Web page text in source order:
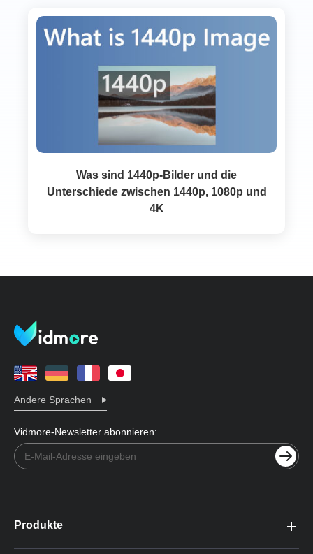
Was sind 1440p-Bilder und die
Unterschiede zwischen 1440p, 1080p und
4K
Andere Sprachen
Vidmore-Newsletter abonnieren:
Produkte